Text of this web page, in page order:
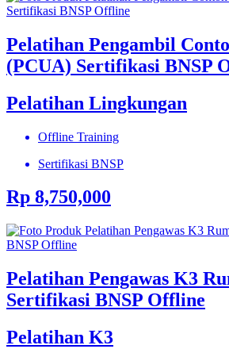
Pelatihan Pengambil
(PCUA) Sertifikasi BNSP
Pelatihan Lingkungan
Offline Training
Sertifikasi BNSP
Rp 8,750,000
Pelatihan Pengawas K3
Sertifikasi BNSP Offline
Pelatihan K3